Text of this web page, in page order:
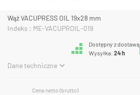
Wąż VACUPRESS OIL 19x28 mm
Indeks : ME-VACUPROIL-019
Dostępny z dostawą
Wysyłka: 24 h
Dane techniczne
Cena netto (brutto)